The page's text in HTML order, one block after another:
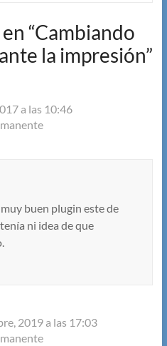
“Cambiando
la impresión”
a las 10:46
buen plugin este de
ni idea de que
2019 a las 17:03